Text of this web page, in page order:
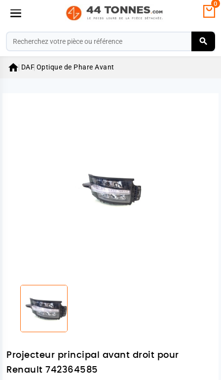
0
 DAF Optique de Phare Avant
Projecteur principal avant droit pour
Renault 742364585